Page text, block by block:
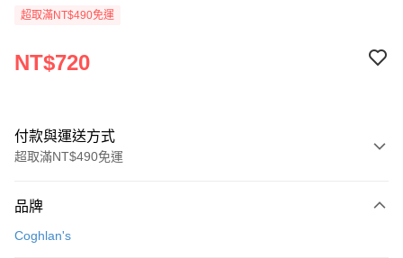
超取滿NT$490免運
NT$720
付款與運送方式
超取滿NT$490免運
信用卡一次付款
品牌
Coghlan's